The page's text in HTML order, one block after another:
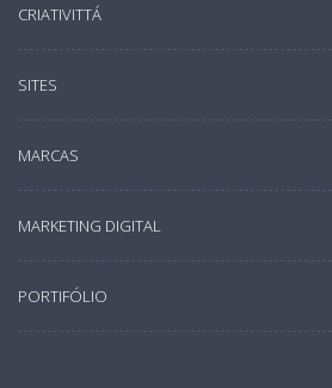
CRIATIVITTÁ
SITES
MARCAS
MARKETING DIGITAL
PORTIFÓLIO